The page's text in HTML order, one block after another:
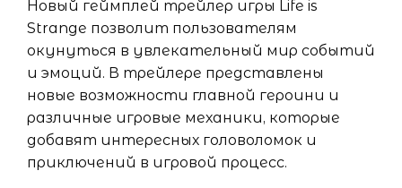
Новый геймплей трейлер игры Life is
Strange позволит пользователям
окунуться в увлекательный мир событий
и эмоций. В трейлере представлены
новые возможности главной героини и
различные игровые механики, которые
добавят интересных головоломок и
приключений в игровой процесс.